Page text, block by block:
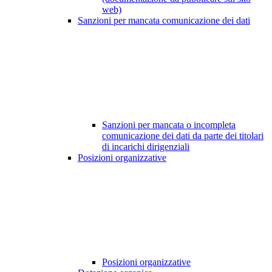
web)
Sanzioni per mancata comunicazione dei dati
Sanzioni per mancata o incompleta
comunicazione dei dati da parte dei titolari
di incarichi dirigenziali
Posizioni organizzative
Posizioni organizzative